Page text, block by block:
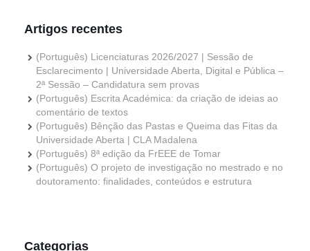
Artigos recentes
(Português) Licenciaturas 2026/2027 | Sessão de
Esclarecimento | Universidade Aberta, Digital e Pública –
2ª Sessão – Candidatura sem provas
(Português) Escrita Académica: da criação de ideias ao
comentário de textos
(Português) Bênção das Pastas e Queima das Fitas da
Universidade Aberta | CLA Madalena
(Português) 8ª edição da FrEEE de Tomar
(Português) O projeto de investigação no mestrado e no
doutoramento: finalidades, conteúdos e estrutura
Categorias